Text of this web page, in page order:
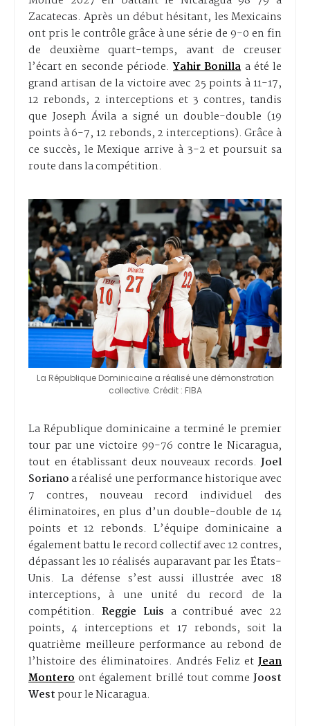
Zacatecas. Après un début hésitant, les Mexicains
ont pris le contrôle grâce à une série de 9-0 en fin
de deuxième quart-temps, avant de creuser
l’écart en seconde période.Yahir Bonillaa été le
grand artisan de la victoire avec 25 points à 11-17,
12 rebonds, 2 interceptions et 3 contres, tandis
que Joseph Ávila a signé un double-double (19
points à 6-7, 12 rebonds, 2 interceptions). Grâce à
ce succès, le Mexique arrive à 3-2 et poursuit sa
route dans la compétition.
La République Dominicaine a réalisé une démonstration
collective. Crédit : FIBA
La République dominicaine a terminé le premier
tour par une victoire 99-76 contre le Nicaragua,
tout en établissant deux nouveaux records.Joel
Soriano a réalisé une performance historique avec
7 contres, nouveau record individuel des
éliminatoires, en plus d’un double-double de 14
points et 12 rebonds. L’équipe dominicaine a
également battu le record collectif avec 12 contres,
dépassant les 10 réalisés auparavant par les États-
Unis. La défense s’est aussi illustrée avec 18
interceptions, à une unité du record de la
compétition. Reggie Luis a contribué avec 22
points, 4 interceptions et 17 rebonds, soit la
quatrième meilleure performance au rebond de
l’histoire des éliminatoires. Andrés Feliz etJean
Montero ont également brillé tout commeJoost
West pour le Nicaragua.